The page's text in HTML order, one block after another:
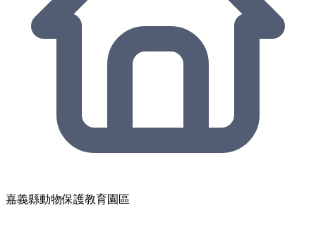
嘉義縣動物保護教育園區